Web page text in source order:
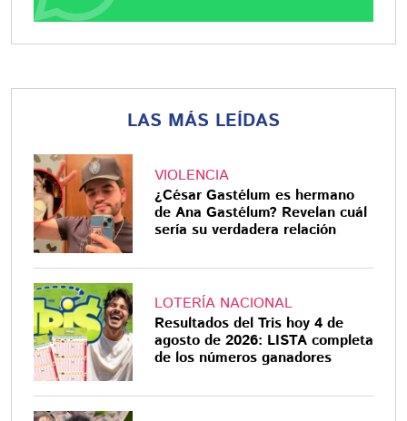
LAS MÁS LEÍDAS
VIOLENCIA
¿César Gastélum es hermano
de Ana Gastélum? Revelan cuál
sería su verdadera relación
LOTERÍA NACIONAL
Resultados del Tris hoy 4 de
agosto de 2026: LISTA completa
de los números ganadores